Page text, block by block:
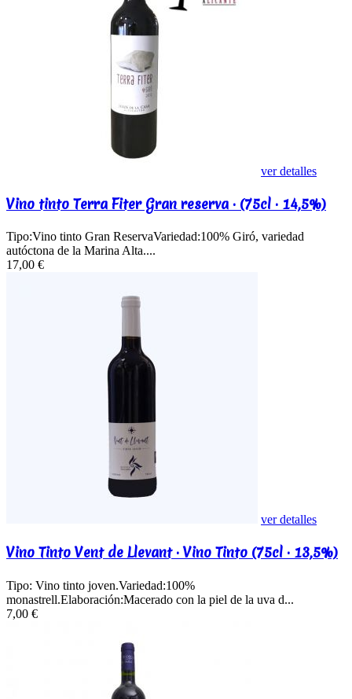
ver detalles
Vino tinto Terra Fiter Gran reserva · (75cl · 14,5%)
Tipo:Vino tinto Gran ReservaVariedad:100% Giró, variedad
autóctona de la Marina Alta....
17,00 €
ver detalles
Vino Tinto Vent de Llevant · Vino Tinto (75cl · 13,5%)
Tipo: Vino tinto joven.Variedad:100%
monastrell.Elaboración:Macerado con la piel de la uva d...
7,00 €